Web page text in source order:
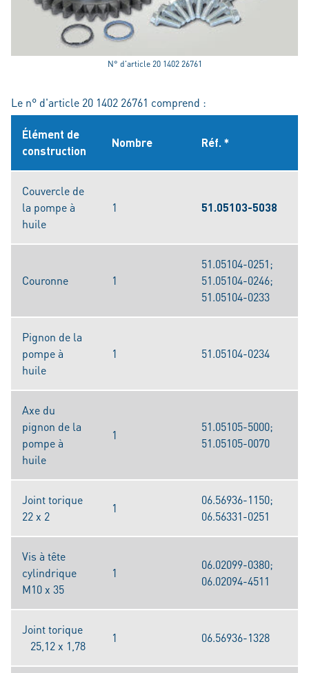
N° d'article 20 1402 26761
Le n° d'article 20 1402 26761 comprend :
Élément de
construction
Nombre Réf. *
Couvercle de
la pompe à
huile
1 51.05103-5038
Couronne 1
51.05104-0251;
51.05104-0246;
51.05104-0233
Pignon de la
pompe à
huile
1 51.05104-0234
Axe du
pignon de la
pompe à
huile
1
51.05105-5000;
51.05105-0070
Joint torique
22 x 2
1
06.56936-1150;
06.56331-0251
Vis à tête
cylindrique
M10 x 35
1
06.02099-0380;
06.02094-4511
Joint torique
25,12 x 1,78
1 06.56936-1328